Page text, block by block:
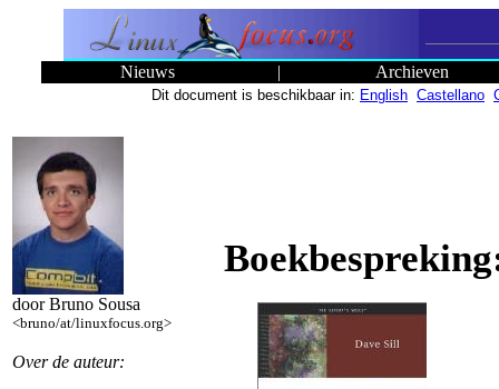
Nieuws | Archieven
Dit document is beschikbaar in: English Castellano
door Bruno Sousa
<bruno/at/linuxfocus.org>
Over de auteur: